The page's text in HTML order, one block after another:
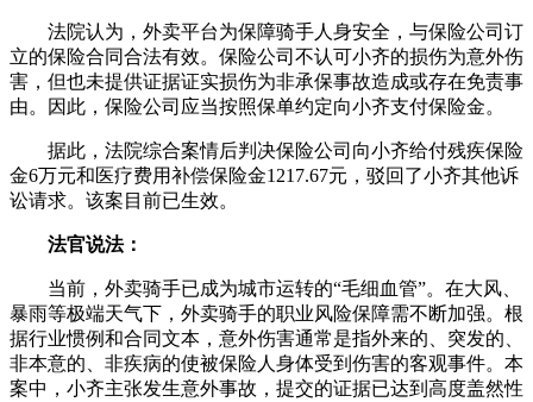
法院认为，外卖平台为保障骑手人身安全，与保险公司订
立的保险合同合法有效。保险公司不认可小齐的损伤为意外伤
害，但也未提供证据证实损伤为非承保事故造成或存在免责事
由。因此，保险公司应当按照保单约定向小齐支付保险金。
据此，法院综合案情后判决保险公司向小齐给付残疾保险
金6万元和医疗费用补偿保险金1217.67元，驳回了小齐其他诉
讼请求。该案目前已生效。
法官说法：
当前，外卖骑手已成为城市运转的“毛细血管”。在大风、
暴雨等极端天气下，外卖骑手的职业风险保障需不断加强。根
据行业惯例和合同文本，意外伤害通常是指外来的、突发的、
非本意的、非疾病的使被保险人身体受到伤害的客观事件。本
案中，小齐主张发生意外事故，提交的证据已达到高度盖然性